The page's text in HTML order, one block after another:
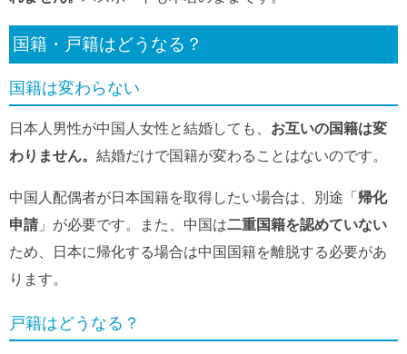
国籍・戸籍はどうなる？
国籍は変わらない
日本人男性が中国人女性と結婚しても、 お互いの国籍は変
わりません。 結婚だけで国籍が変わることはないのです。
中国人配偶者が日本国籍を取得したい場合は、別途「 帰化
申請」が必要です。また、中国は二重国籍を認めていない
ため、日本に帰化する場合は中国国籍を離脱する必要があ
ります。
戸籍はどうなる？